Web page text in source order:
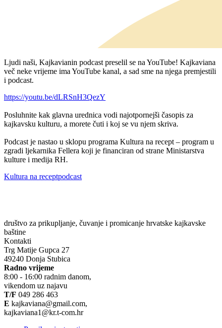
Ljudi naši, Kajkavianin podcast preselil se na YouTube! Kajkaviana
več neke vrijeme ima YouTube kanal, a sad sme na njega premjestili
i podcast.
https://youtu.be/dLRSnH3QezY
Posluhnite kak glavna urednica vodi najotpornejši časopis za
kajkavsku kulturu, a morete čuti i koj se vu njem skriva.
Podcast je nastao u sklopu programa Kultura na recept – program u
zgradi ljekarnika Fellera koji je financiran od strane Ministarstva
kulture i medija RH.
Tags:
Kultura na receptpodcast
društvo za prikupljanje, čuvanje i promicanje hrvatske kajkavske
baštine
Kontakti
Trg Matije Gupca 27
49240 Donja Stubica
Radno vrijeme
8:00 - 16:00 radnim danom,
vikendom uz najavu
T/F 049 286 463
E kajkaviana@gmail.com,
kajkaviana1@kr.t-com.hr